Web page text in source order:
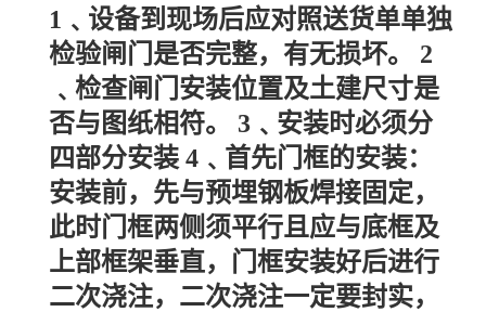
1﹑设备到现场后应对照送货单单独
检验闸门是否完整，有无损坏。 2
﹑检查闸门安装位置及土建尺寸是
否与图纸相符。 3﹑安装时必须分
四部分安装 4﹑首先门框的安装：
安装前，先与预埋钢板焊接固定，
此时门框两侧须平行且应与底框及
上部框架垂直，门框安装好后进行
二次浇注，二次浇注一定要封实，